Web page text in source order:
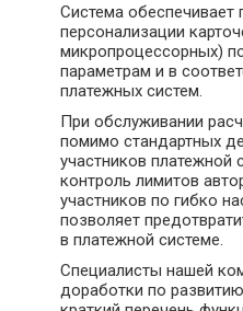
Система обеспечивает
персонализации
микропроцессорных)
параметрам и в
платежных систем.
При обслуживании
помимо стандартных
участников платежной
контроль лимитов
участников по гибко
позволяет
в платежной системе.
Специалисты нашей
доработки по